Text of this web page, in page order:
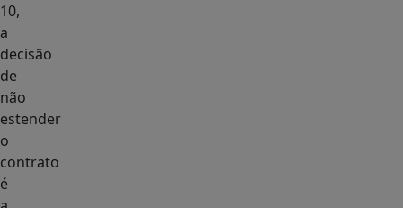
10,
a
decisão
de
não
estender
o
contrato
é